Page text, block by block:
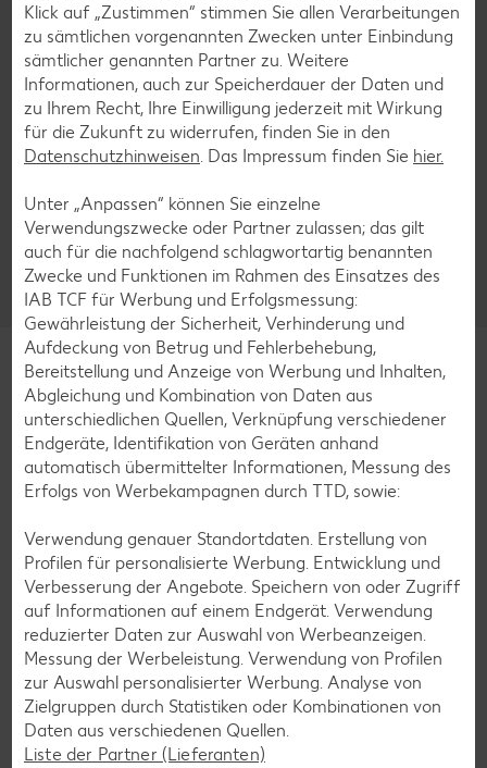
Anmelden
Werde Teil der Kaufland Community und
folge uns hier:
Kununu Tiktok Giphy WhatsApp
Impressum Datenschutzhinweise
Cookie-Hinweise
Barrierefreiheitserklärung
des ersten Angebotstages ausverkauft sein.
**Preis nur mit der Kaufland Card erhältlich und nur bei Vorzeigen der
Kaufland Card an der Kasse.
Die Haltungsform-Kennzeichnung wird aktuell von 4 auf 5 Stufen
angepasst. Im Umstellungszeitraum verkaufen wir Artikel mit der
bisherigen und der neuen Haltungsform-Kennzeichnung. Weitere
Informationen findest duhier .
ʳ aktuell nur für ausgewählte Kunststoff-Verpackungen der Marken
Klick auf „Zustimmen“ stimmen Sie allen Verarbeitungen
zu sämtlichen vorgenannten Zwecken unter Einbindung
sämtlicher genannten Partner zu. Weitere
Informationen, auch zur Speicherdauer der Daten und
zu Ihrem Recht, Ihre Einwilligung jederzeit mit Wirkung
für die Zukunft zu widerrufen, finden Sie in den
Datenschutzhinweisen. Das Impressum finden Sie hier.
Unter „Anpassen“ können Sie einzelne
Verwendungszwecke oder Partner zulassen; das gilt
auch für die nachfolgend schlagwortartig benannten
Zwecke und Funktionen im Rahmen des Einsatzes des
IAB TCF für Werbung und Erfolgsmessung:
Gewährleistung der Sicherheit, Verhinderung und
Aufdeckung von Betrug und Fehlerbehebung,
Bereitstellung und Anzeige von Werbung und Inhalten,
Abgleichung und Kombination von Daten aus
unterschiedlichen Quellen, Verknüpfung verschiedener
Endgeräte, Identifikation von Geräten anhand
automatisch übermittelter Informationen, Messung des
Erfolgs von Werbekampagnen durch TTD, sowie:
Verwendung genauer Standortdaten. Erstellung von
Profilen für personalisierte Werbung. Entwicklung und
Verbesserung der Angebote. Speichern von oder Zugriff
auf Informationen auf einem Endgerät. Verwendung
reduzierter Daten zur Auswahl von Werbeanzeigen.
Messung der Werbeleistung. Verwendung von Profilen
zur Auswahl personalisierter Werbung. Analyse von
Zielgruppen durch Statistiken oder Kombinationen von
Daten aus verschiedenen Quellen.
Liste der Partner (Lieferanten)